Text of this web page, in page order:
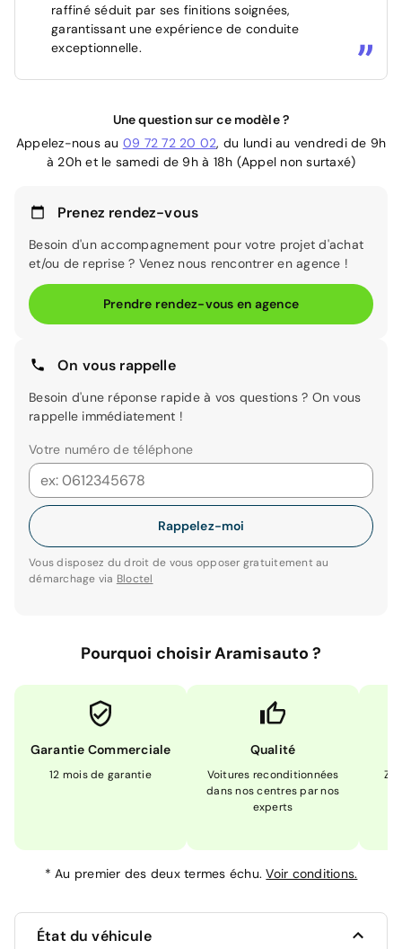
raffiné séduit par ses finitions soignées,
garantissant une expérience de conduite
exceptionnelle.
Une question sur ce modèle ?
Appelez-nous au 09 72 72 20 02, du lundi au vendredi de 9h
à 20h et le samedi de 9h à 18h (Appel non surtaxé)
Prenez rendez-vous
Besoin d'un accompagnement pour votre projet d'achat
et/ou de reprise ? Venez nous rencontrer en agence !
Prendre rendez-vous en agence
On vous rappelle
Besoin d'une réponse rapide à vos questions ? On vous
rappelle immédiatement !
Votre numéro de téléphone
Rappelez-moi
Vous disposez du droit de vous opposer gratuitement au
démarchage via Bloctel
Pourquoi choisir Aramisauto ?
Garantie Commerciale
12 mois de garantie
Qualité
Voitures reconditionnées
dans nos centres par nos
experts
*Au premier des deux termes échu.Voir conditions.
État du véhicule